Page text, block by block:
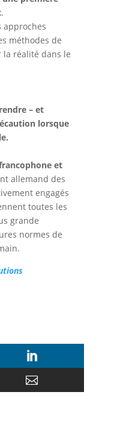
.
approches
méthodes de
la réalité dans le
– et
lorsque
et
allemand des
engagés
toutes les
grande
normes de

